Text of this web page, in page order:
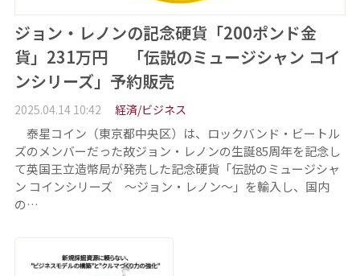
ジョン・レノンの記念硬貨「200ポンド金
貨」231万円 「伝説のミュージシャン コイ
ンシリーズ」予約販売
2025.04.14 10:42 経済/ビジネス
泰星コイン（東京都中央区）は、ロックバンド・ビートル
ズのメンバーだった故ジョン・レノンの生誕85周年を記念し
て英国王立造幣局が発売した記念硬貨「伝説のミュージシャ
ン コインシリーズ ～ジョン・レノン～」を輸入し、国内
の…